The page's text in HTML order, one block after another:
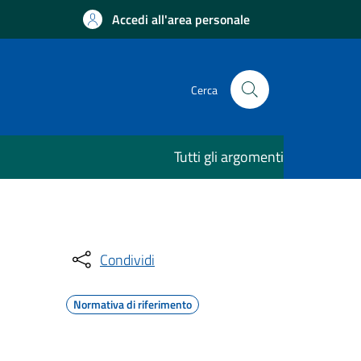
Accedi all'area personale
Cerca
Tutti gli argomenti
Condividi
Normativa di riferimento